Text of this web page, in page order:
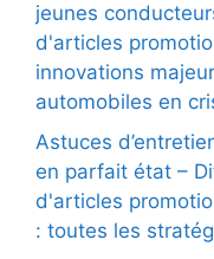
jeunes
d'articles
innovations
automobiles en
Astuces
en parfait état –
d'articles
: toutes les